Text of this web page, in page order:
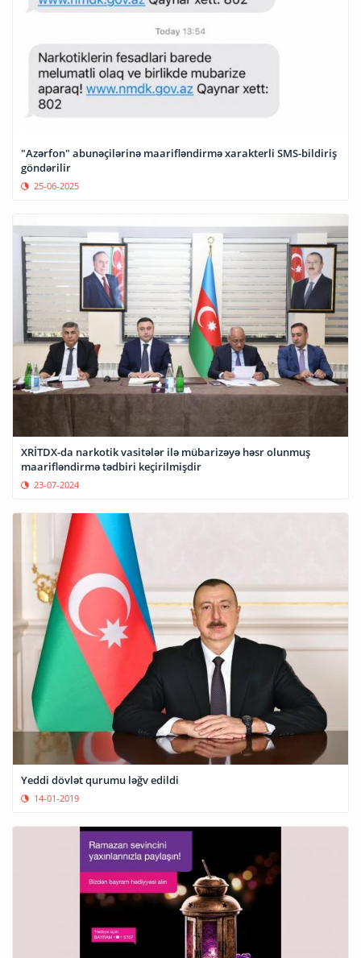
"Azərfon" abunəçilərinə maarifləndirmə xarakterli SMS-bildiriş
göndərilir
25-06-2025
XRİTDX-da narkotik vasitələr ilə mübarizəyə həsr olunmuş
maarifləndirmə tədbiri keçirilmişdir
23-07-2024
Yeddi dövlət qurumu ləğv edildi
14-01-2019